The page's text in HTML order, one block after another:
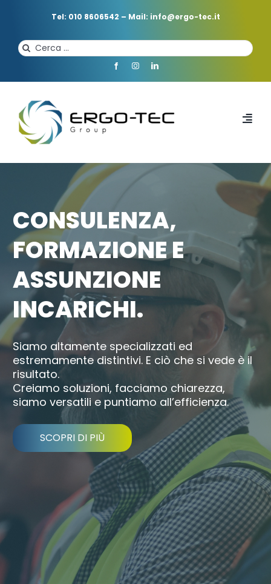
Tel: 010 8606542 – Mail: info@ergo-tec.it
Cerca
per:
HOME
CHI SIAMO
PROFESSIONISTI
SERVIZI
FORMAZIONE
NEWS
EVENTI NOVITÀ
CONTATTI
CONSULENZA,
FORMAZIONE E
ASSUNZIONE
INCARICHI.
Siamo altamente specializzati ed
estremamente distintivi. E ciò che si vede è il
risultato.
Creiamo soluzioni, facciamo chiarezza,
siamo versatili e puntiamo all’efficienza.
SCOPRI DI PIÙ